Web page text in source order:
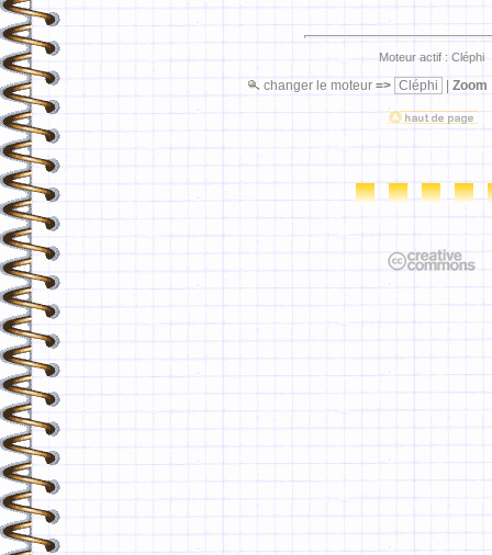
Moteur actif : Cléphi
changer le moteur => Cléphi Zoom